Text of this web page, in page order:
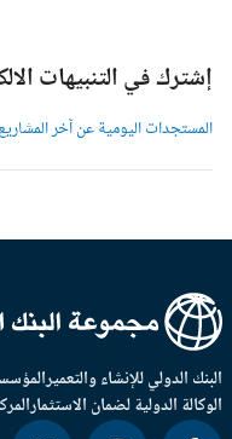
إشترك في التنبيهات
المستجدات اليومية عن آخر المشاريع
الدولي للإنشاء والتعميرالمؤسسة
الدولية لضمان الاستثمارالمركز